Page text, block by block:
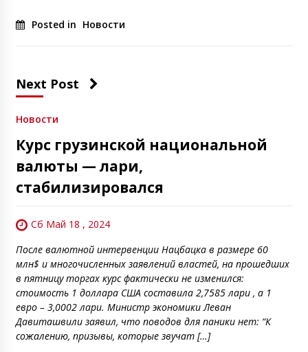
Posted in Новости
Next Post
Новости
Курс грузинской национальной
валюты — лари,
стабилизировался
Сб Май 18 , 2024
После валютной интервенции Нацбацка в размере 60
млн$ и многочисленных заявлений властей, на прошедших
в пятницу торгах курс фактически не изменился:
стоимость 1 доллара США составила 2,7585 лари , а 1
евро – 3,0002 лари. Министр экономики Леван
Давиташвили заявил, что поводов для паники нет: “К
сожалению, призывы, которые звучат […]